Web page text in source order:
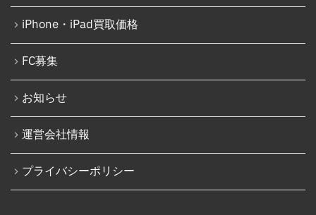
iPod修理実績
iPodバッテリー交換
パソコン修理実績
パソコン液晶パネル交換修理
パソコンバッテリー交換
パソコンその他部品修理
iPhone 16
iPhone 16 Plus
iPhone 16 Pro
iPhone 16 Pro Max
iPhone 16e
iPhone 17
iPhone・iPad買取価格
FC募集
お知らせ
運営会社情報
プライバシーポリシー